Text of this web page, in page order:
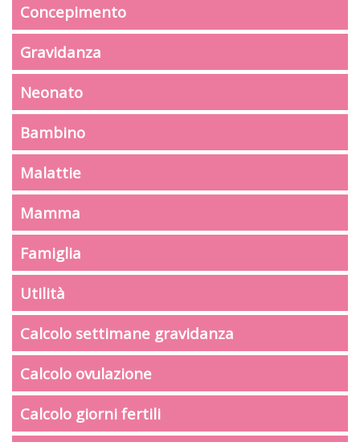
Concepimento
Gravidanza
Neonato
Bambino
Malattie
Mamma
Famiglia
Utilità
Calcolo settimane gravidanza
Calcolo ovulazione
Calcolo giorni fertili